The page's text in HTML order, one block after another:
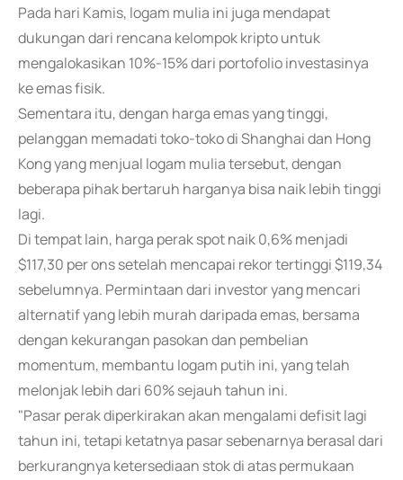
Pada hari Kamis, logam mulia ini juga mendapat
dukungan dari rencana kelompok kripto untuk
mengalokasikan 10%-15% dari portofolio investasinya
ke emas fisik.
Sementara itu, dengan harga emas yang tinggi,
pelanggan memadati toko-toko di Shanghai dan Hong
Kong yang menjual logam mulia tersebut, dengan
beberapa pihak bertaruh harganya bisa naik lebih tinggi
lagi.
Di tempat lain, harga perak spot naik 0,6% menjadi
$117,30 per ons setelah mencapai rekor tertinggi $119,34
sebelumnya. Permintaan dari investor yang mencari
alternatif yang lebih murah daripada emas, bersama
dengan kekurangan pasokan dan pembelian
momentum, membantu logam putih ini, yang telah
melonjak lebih dari 60% sejauh tahun ini.
"Pasar perak diperkirakan akan mengalami defisit lagi
tahun ini, tetapi ketatnya pasar sebenarnya berasal dari
berkurangnya ketersediaan stok di atas permukaan